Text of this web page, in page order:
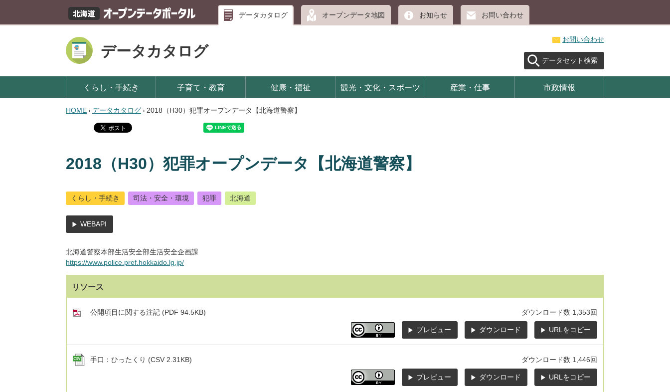
データカタログ オープンデータ地図 お知らせ お問い合わせ
データカタログ
お問い合わせ
データセット検索
くらし・手続き 子育て・教育 健康・福祉 観光・文化・スポーツ 産業・仕事 市政情報
HOME› データカタログ› 2018（H30）犯罪オープンデータ【北海道警察】
2018（H30）犯罪オープンデータ【北海道警察】
くらし・手続き 司法・安全・環境 犯罪 北海道
WEBAPI
北海道警察本部生活安全部生活安全企画課
https://www.police.pref.hokkaido.lg.jp/
リソース
公開項目に関する注記 (PDF 94.5KB) ダウンロード数 1,353回
プレビュー ダウンロード URLをコピー
手口：ひったくり (CSV 2.31KB) ダウンロード数 1,446回
プレビュー ダウンロード URLをコピー